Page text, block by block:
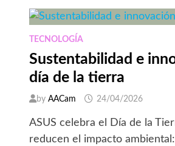
EN
UNA
EXPERIENCIA
EDUCATIVA
PARA
NIÑAS
Y
NIÑOS
TECNOLOGÍA
Sustentabilidad e
día de la tierra
byAACam 24/04/2026
ASUS celebra el Día de la
reducen el impacto